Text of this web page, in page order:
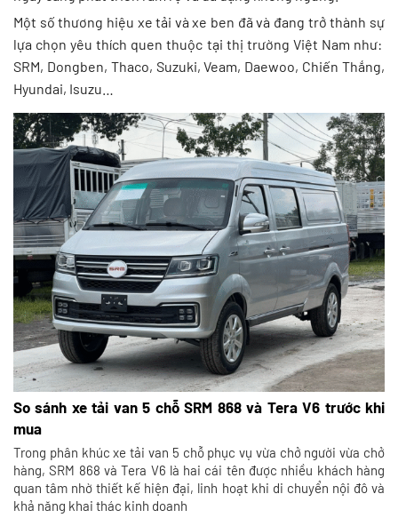
Một số thương hiệu xe tải và xe ben đã và đang trở thành sự
lựa chọn yêu thích quen thuộc tại thị trường Việt Nam như:
SRM, Dongben, Thaco, Suzuki, Veam, Daewoo, Chiến Thắng,
Hyundai, Isuzu…
So sánh xe tải van 5 chỗ SRM 868 và Tera V6 trước khi
mua
Trong phân khúc xe tải van 5 chỗ phục vụ vừa chở người vừa chở
hàng, SRM 868 và Tera V6 là hai cái tên được nhiều khách hàng
quan tâm nhờ thiết kế hiện đại, linh hoạt khi di chuyển nội đô và
khả năng khai thác kinh doanh